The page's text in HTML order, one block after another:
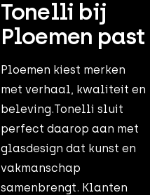
Tonelli bij
Ploemen past
Ploemen kiest merken
met verhaal, kwaliteit en
beleving.Tonelli sluit
perfect daarop aan met
glasdesign dat kunst en
vakmanschap
samenbrengt. Klanten